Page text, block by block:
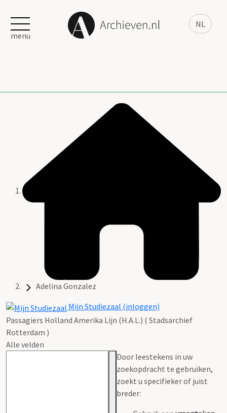
NL
menu
Adelina Gonzalez
Mijn Studiezaal (inloggen)
Passagiers Holland Amerika Lijn (H.A.L.) ( Stadsarchief
Rotterdam )
Alle velden
Door leestekens in uw
zoekopdracht te gebruiken,
zoekt u specifieker of juist
breder: